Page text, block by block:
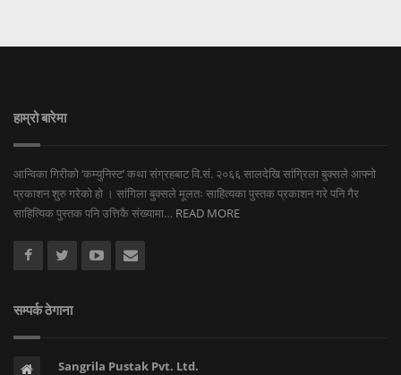
हाम्रो बारेमा
आन्विका गिरीको ‘कम्युनिस्ट’ कथा संग्रहबाट वि.सं. २०६६ सालदेखि सांग्रिला बुक्सले आफ्नो
प्रकाशन शुरु गरेको हो । सांगिला बुक्सले मूलतः साहित्यका पुस्तक प्रकाशन गरे पनि गैर
साहित्यिक पुस्तक पनि उत्तिकै संख्यामा… READ MORE
सम्पर्क ठेगाना
Sangrila Pustak Pvt. Ltd.